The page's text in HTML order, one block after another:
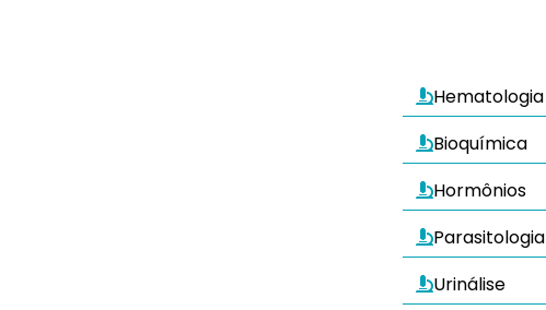
Hematologia
Bioquímica
Hormônios
Parasitologia
Urinálise